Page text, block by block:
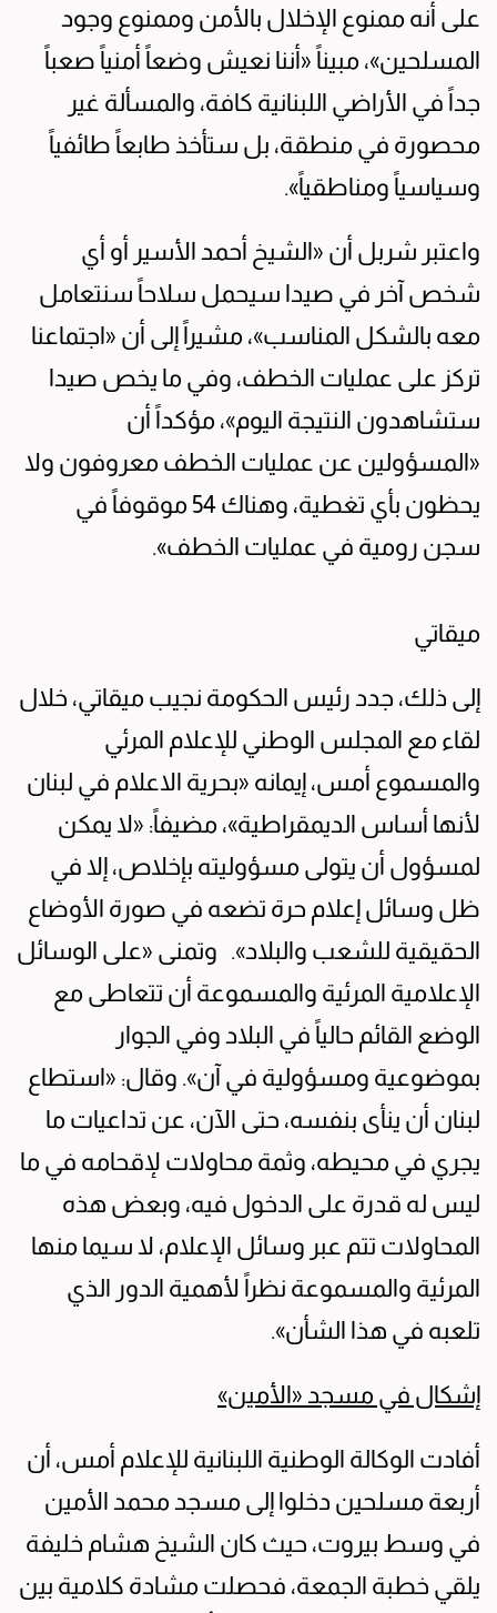
على أنه ممنوع الإخلال بالأمن وممنوع وجود
المسلحين»، مبيناً «أننا نعيش وضعاً أمنياً صعباً
جداً في الأراضي اللبنانية كافة، والمسألة غير
محصورة في منطقة، بل ستأخذ طابعاً طائفياً
وسياسياً ومناطقياً».
واعتبر شربل أن «الشيخ أحمد الأسير أو أي
شخص آخر في صيدا سيحمل سلاحاً سنتعامل
معه بالشكل المناسب»، مشيراً إلى أن «اجتماعنا
تركز على عمليات الخطف، وفي ما يخص صيدا
ستشاهدون النتيجة اليوم»، مؤكداً أن
«المسؤولين عن عمليات الخطف معروفون ولا
يحظون بأي تغطية، وهناك 54 موقوفاً في
سجن رومية في عمليات الخطف».
ميقاتي
إلى ذلك، جدد رئيس الحكومة نجيب ميقاتي، خلال
لقاء مع المجلس الوطني للإعلام المرئي
والمسموع أمس، إيمانه «بحرية الاعلام في لبنان
لأنها أساس الديمقراطية»، مضيفاً: «لا يمكن
لمسؤول أن يتولى مسؤوليته بإخلاص، إلا في
ظل وسائل إعلام حرة تضعه في صورة الأوضاع
الحقيقية للشعب والبلاد». وتمنى «على الوسائل
الإعلامية المرئية والمسموعة أن تتعاطى مع
الوضع القائم حالياً في البلاد وفي الجوار
بموضوعية ومسؤولية في آن». وقال: «استطاع
لبنان أن ينأى بنفسه، حتى الآن، عن تداعيات ما
يجري في محيطه، وثمة محاولات لإقحامه في ما
ليس له قدرة على الدخول فيه، وبعض هذه
المحاولات تتم عبر وسائل الإعلام، لا سيما منها
المرئية والمسموعة نظراً لأهمية الدور الذي
تلعبه في هذا الشأن».
إشكال في مسجد «الأمين»
أفادت الوكالة الوطنية اللبنانية للإعلام أمس، أن
أربعة مسلحين دخلوا إلى مسجد محمد الأمين
في وسط بيروت، حيث كان الشيخ هشام خليفة
يلقي خطبة الجمعة، فحصلت مشادة كلامية بين